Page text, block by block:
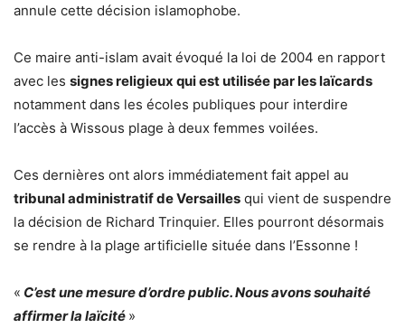
annule cette décision islamophobe.
Ce maire anti-islam avait évoqué la loi de 2004 en rapport
avec les signes religieux qui est utilisée par les laïcards
notamment dans les écoles publiques pour interdire
l’accès à Wissous plage à deux femmes voilées.
Ces dernières ont alors immédiatement fait appel au
tribunal administratif de Versailles qui vient de suspendre
la décision de Richard Trinquier. Elles pourront désormais
se rendre à la plage artificielle située dans l’Essonne !
« C’est une mesure d’ordre public. Nous avons souhaité
affirmer la laïcité »